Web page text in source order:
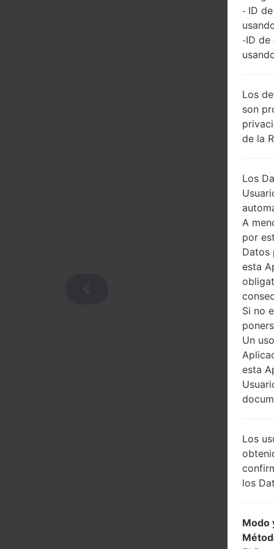
- ID
-ID de
Los
son
de la
Los
A
por
Datos
esta
Si no
Un
esta
Los
los
Modo